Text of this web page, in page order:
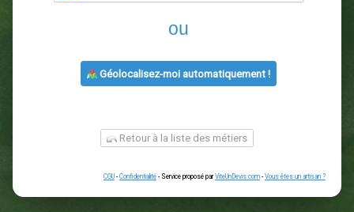
votre projet :
ou
Géolocalisez-moi automatiquement !